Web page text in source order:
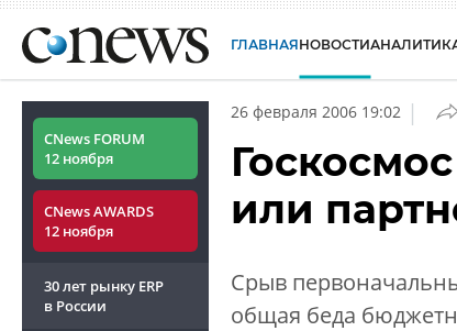
ГЛАВНАЯНОВОСТИ
CNews FORUM
12 ноября
CNews AWARDS
12 ноября
30 лет рынку ERP
в России
26 февраля 2006 19:02 |
или
Срыв
общая беда